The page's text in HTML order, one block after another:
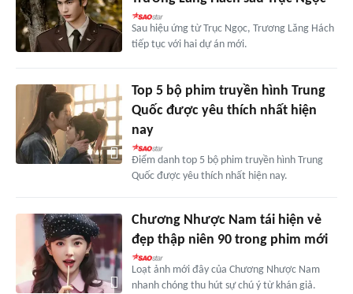
Sau hiệu ứng từ Trục Ngọc, Trương Lăng Hách
tiếp tục với hai dự án mới.
Top 5 bộ phim truyền hình Trung
Quốc được yêu thích nhất hiện
nay
Điểm danh top 5 bộ phim truyền hình Trung
Quốc được yêu thích nhất hiện nay.
Chương Nhược Nam tái hiện vẻ
đẹp thập niên 90 trong phim mới
Loạt ảnh mới đây của Chương Nhược Nam
nhanh chóng thu hút sự chú ý từ khán giả.